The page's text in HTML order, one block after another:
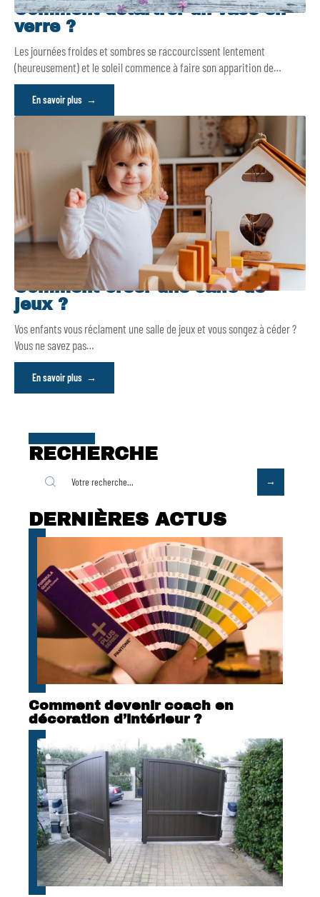
Comment détartrer un vase en
verre ?
Les journées froides et sombres se raccourcissent lentement
(heureusement) et le soleil commence à faire son apparition de…
En savoir plus
Comment créer une salle de
jeux ?
Vos enfants vous réclament une salle de jeux et vous songez à céder ?
Vous ne savez pas…
En savoir plus
RECHERCHE
DERNIÈRES ACTUS
Comment devenir coach en
décoration d’intérieur ?